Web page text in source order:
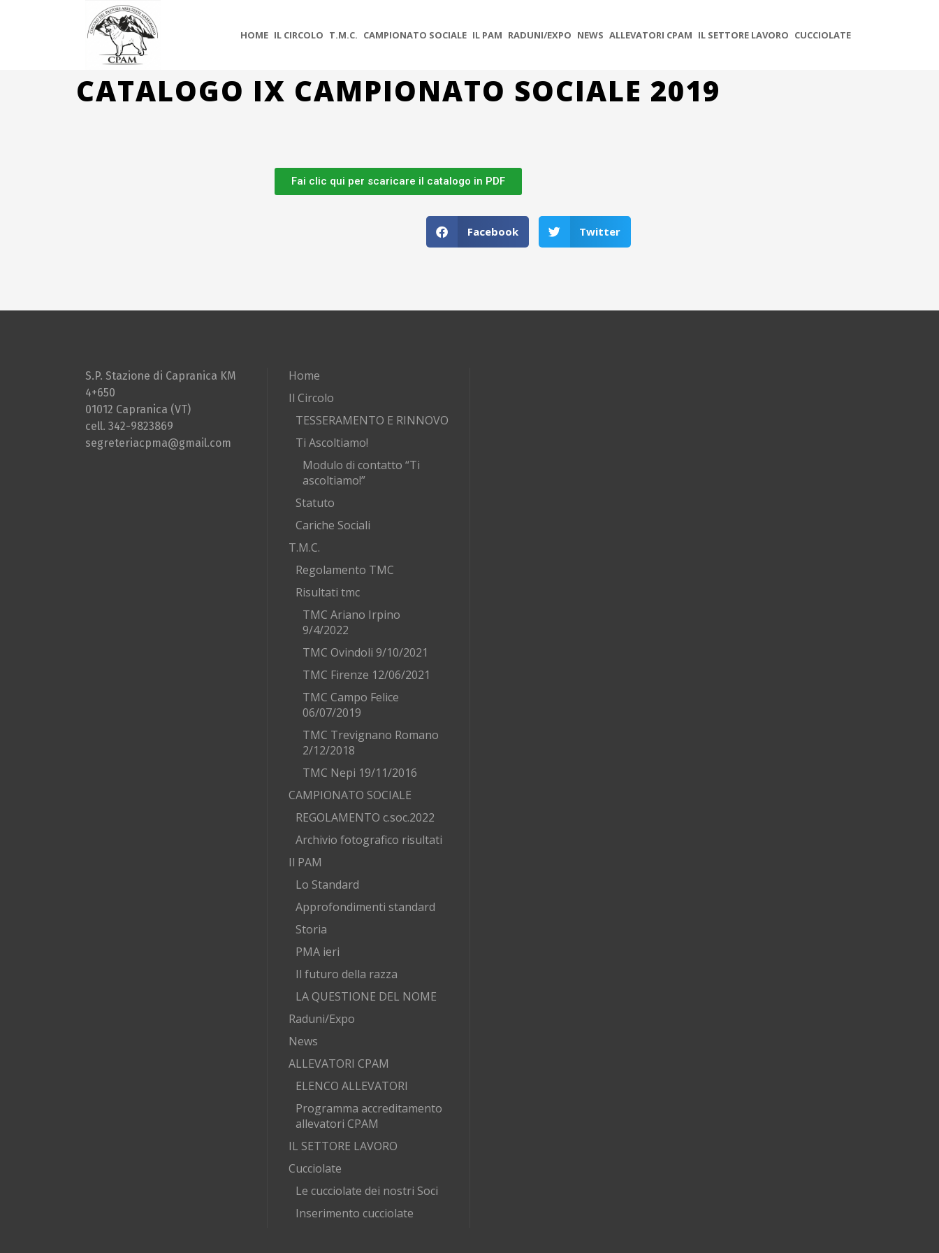
HOME IL CIRCOLO T.M.C. CAMPIONATO SOCIALE IL PAM RADUNI/EXPO NEWS ALLEVATORI CPAM IL SETTORE LAVORO CUCCIOLATE
CATALOGO IX CAMPIONATO SOCIALE 2019
Fai clic qui per scaricare il catalogo in PDF
Facebook Twitter
S.P. Stazione di Capranica KM
4+650
01012 Capranica (VT)
cell. 342-9823869
segreteriacpma@gmail.com
Home
Il Circolo
TESSERAMENTO E RINNOVO
Ti Ascoltiamo!
Modulo di contatto “Ti
ascoltiamo!”
Statuto
Cariche Sociali
T.M.C.
Regolamento TMC
Risultati tmc
TMC Ariano Irpino
9/4/2022
TMC Ovindoli 9/10/2021
TMC Firenze 12/06/2021
TMC Campo Felice
06/07/2019
TMC Trevignano Romano
2/12/2018
TMC Nepi 19/11/2016
CAMPIONATO SOCIALE
REGOLAMENTO c.soc.2022
Archivio fotografico risultati
Il PAM
Lo Standard
Approfondimenti standard
Storia
PMA ieri
Il futuro della razza
LA QUESTIONE DEL NOME
Raduni/Expo
News
ALLEVATORI CPAM
ELENCO ALLEVATORI
Programma accreditamento
allevatori CPAM
IL SETTORE LAVORO
Cucciolate
Le cucciolate dei nostri Soci
Inserimento cucciolate